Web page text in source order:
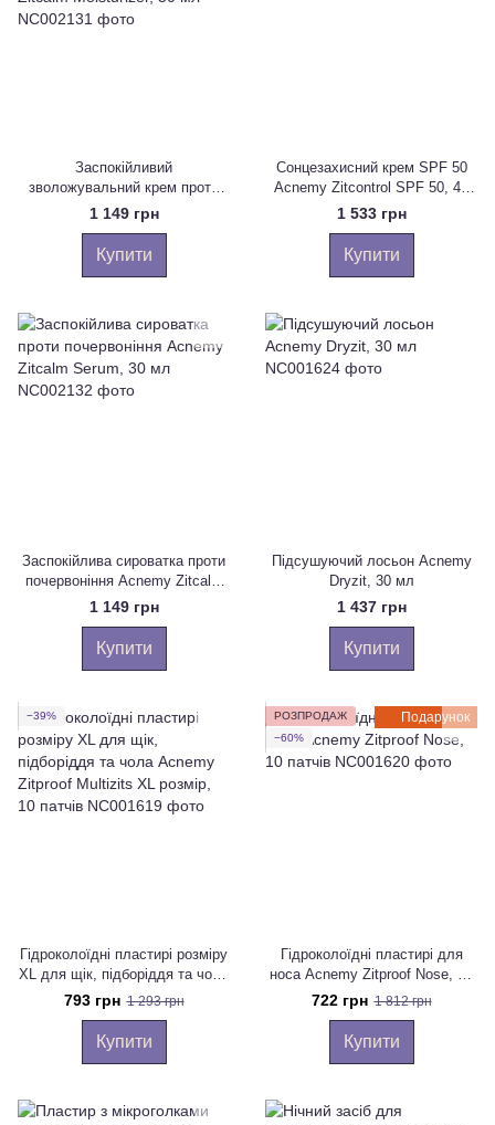
Заспокійливий
зволожувальний крем проти
почервоніння Acnemy Zitcalm
Moisturizer, 50 мл
1 149 грн
Купити
Сонцезахисний крем SPF 50
Acnemy Zitcontrol SPF 50, 40
мл
1 533 грн
Купити
Заспокійлива сироватка проти
почервоніння Acnemy Zitcalm
Serum, 30 мл
1 149 грн
Купити
Підсушуючий лосьон Acnemy
Dryzit, 30 мл
1 437 грн
Купити
−39%
Гідроколоїдні пластирі розміру
XL для щік, підборіддя та чола
Acnemy Zitproof Multizits XL
розмір, 10 патчів
793 грн 1 293 грн
Купити
Подарунок
РОЗПРОДАЖ
−60%
Гідроколоїдні пластирі для
носа Acnemy Zitproof Nose, 10
патчів
722 грн 1 812 грн
Купити